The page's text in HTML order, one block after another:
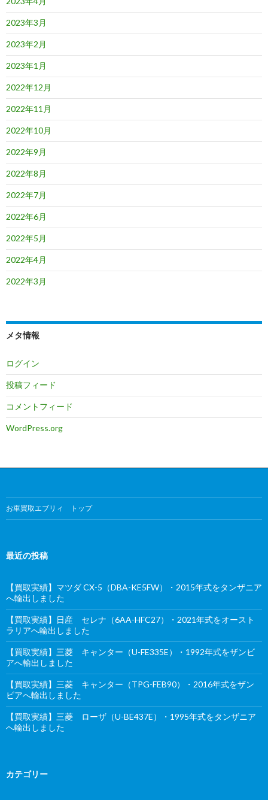
2023年3月
2023年2月
2023年1月
2022年12月
2022年11月
2022年10月
2022年9月
2022年8月
2022年7月
2022年6月
2022年5月
2022年4月
2022年3月
メタ情報
ログイン
投稿フィード
コメントフィード
WordPress.org
お車買取エブリィ トップ
最近の投稿
【買取実績】マツダ CX-5（DBA-KE5FW）・2015年式をタンザニア
へ輸出しました
【買取実績】日産 セレナ（6AA-HFC27）・2021年式をオースト
ラリアへ輸出しました
【買取実績】三菱 キャンター（U-FE335E）・1992年式をザンビ
アへ輸出しました
【買取実績】三菱 キャンター（TPG-FEB90）・2016年式をザン
ビアへ輸出しました
【買取実績】三菱 ローザ（U-BE437E）・1995年式をタンザニア
へ輸出しました
カテゴリー